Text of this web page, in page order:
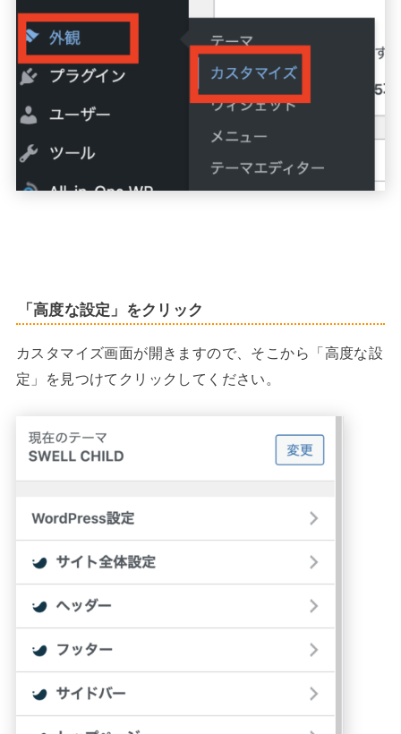
「高度な設定」をクリック
カスタマイズ画面が開きますので、そこから「高度な設
定」を見つけてクリックしてください。